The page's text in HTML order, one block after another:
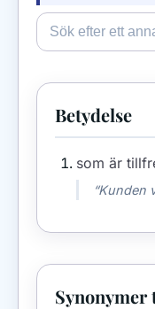
Betydelse
som är
“Kunden